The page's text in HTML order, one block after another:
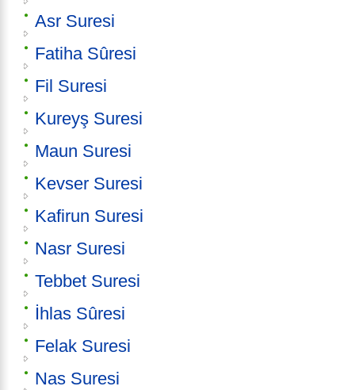
Asr Suresi
Fatiha Sûresi
Fil Suresi
Kureyş Suresi
Maun Suresi
Kevser Suresi
Kafirun Suresi
Nasr Suresi
Tebbet Suresi
İhlas Sûresi
Felak Suresi
Nas Suresi